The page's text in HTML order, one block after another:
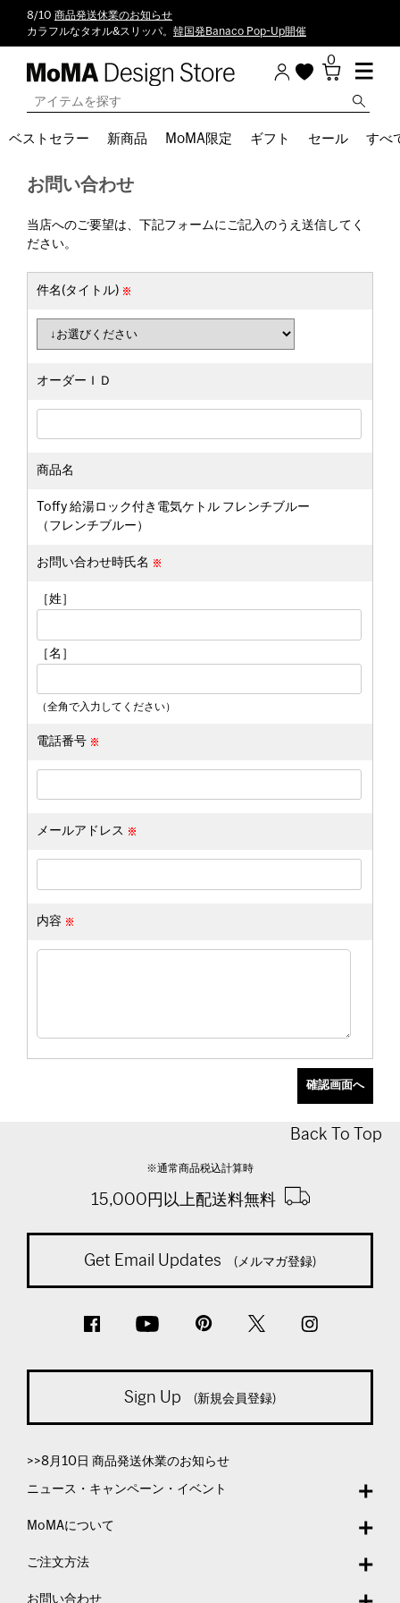
8/10 商品発送休業のお知らせ
カラフルなタオル&スリッパ。 韓国発Banaco Pop-Up開催
0
ベストセラー 新商品 MoMA限定 ギフト セール すべ
お問い合わせ
当店へのご要望は、下記フォームにご記入のうえ送信してく
ださい。
件名(タイトル)
オーダーＩＤ
商品名
Toffy 給湯ロック付き電気ケトル フレンチブルー
（フレンチブルー）
お問い合わせ時氏名
［姓］
［名］
（全角で入力してください）
電話番号
メールアドレス
内容
Back To Top
※通常商品税込計算時
15,000円以上配送料無料
Get Email Updates (メルマガ登録)
Sign Up (新規会員登録)
>>8月10日 商品発送休業のお知らせ
ニュース・キャンペーン・イベント
MoMAについて
ご注文方法
お問い合わせ